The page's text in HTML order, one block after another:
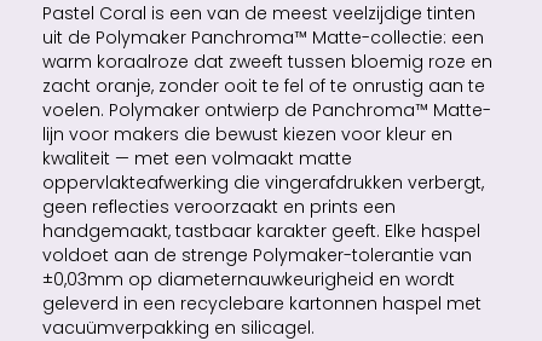
Pastel Coral is een van de meest veelzijdige tinten
uit de Polymaker Panchroma™ Matte-collectie: een
warm koraalroze dat zweeft tussen bloemig roze en
zacht oranje, zonder ooit te fel of te onrustig aan te
voelen. Polymaker ontwierp de Panchroma™ Matte-
lijn voor makers die bewust kiezen voor kleur en
kwaliteit — met een volmaakt matte
oppervlakteafwerking die vingerafdrukken verbergt,
geen reflecties veroorzaakt en prints een
handgemaakt, tastbaar karakter geeft. Elke haspel
voldoet aan de strenge Polymaker-tolerantie van
±0,03mm op diameternauwkeurigheid en wordt
geleverd in een recyclebare kartonnen haspel met
vacuümverpakking en silicagel.